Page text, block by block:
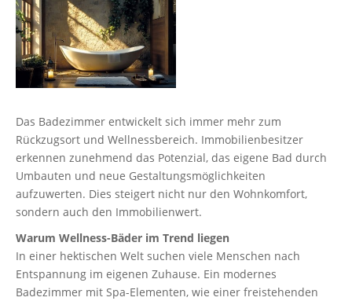
Das Badezimmer entwickelt sich immer mehr zum
Rückzugsort und Wellnessbereich. Immobilienbesitzer
erkennen zunehmend das Potenzial, das eigene Bad durch
Umbauten und neue Gestaltungsmöglichkeiten
aufzuwerten. Dies steigert nicht nur den Wohnkomfort,
sondern auch den Immobilienwert.
Warum Wellness-Bäder im Trend liegen
In einer hektischen Welt suchen viele Menschen nach
Entspannung im eigenen Zuhause. Ein modernes
Badezimmer mit Spa-Elementen, wie einer freistehenden